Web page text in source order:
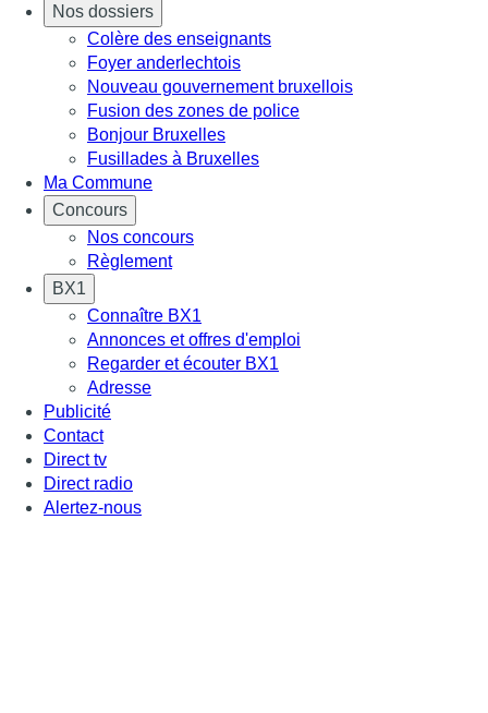
Nos dossiers
Colère des enseignants
Foyer anderlechtois
Nouveau gouvernement bruxellois
Fusion des zones de police
Bonjour Bruxelles
Fusillades à Bruxelles
Ma Commune
Concours
Nos concours
Règlement
BX1
Connaître BX1
Annonces et offres d'emploi
Regarder et écouter BX1
Adresse
Publicité
Contact
Direct tv
Direct radio
Alertez-nous